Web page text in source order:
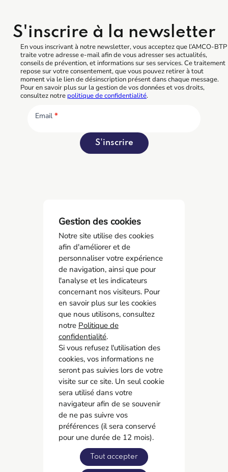
S'inscrire à la newsletter
En vous inscrivant à notre newsletter, vous acceptez que l’AMCO-BTP
traite votre adresse e-mail afin de vous adresser ses actualités,
conseils de prévention, et informations sur ses services. Ce traitement
repose sur votre consentement, que vous pouvez retirer à tout
moment via le lien de désinscription présent dans chaque message.
Pour en savoir plus sur la gestion de vos données et vos droits,
consultez notre politique de confidentialité.
Email *
S'inscrire
AMCO BTP
05 55 11 21 00
6 Allée Duke Ellington
87067 Limoges
Accès rapide
Contact
Recrutement
Adhérer
Réseaux sociaux
Gestion des cookies
Notre site utilise des cookies
afin d'améliorer et de
personnaliser votre expérience
de navigation, ainsi que pour
l'analyse et les indicateurs
concernant nos visiteurs. Pour
en savoir plus sur les cookies
que nous utilisons, consultez
notre Politique de
confidentialité.
Si vous refusez l'utilisation des
cookies, vos informations ne
seront pas suivies lors de votre
visite sur ce site. Un seul cookie
sera utilisé dans votre
navigateur afin de se souvenir
de ne pas suivre vos
préférences (il sera conservé
pour une durée de 12 mois).
Tout accepter